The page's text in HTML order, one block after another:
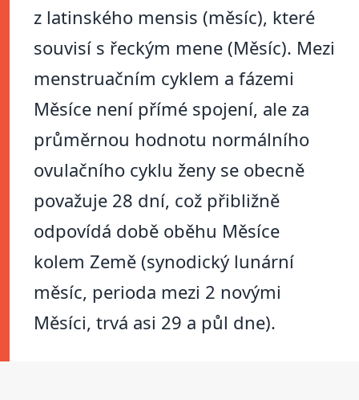
z latinského mensis (měsíc), které
souvisí s řeckým mene (Měsíc). Mezi
menstruačním cyklem a fázemi
Měsíce není přímé spojení, ale za
průměrnou hodnotu normálního
ovulačního cyklu ženy se obecně
považuje 28 dní, což přibližně
odpovídá době oběhu Měsíce
kolem Země (synodický lunární
měsíc, perioda mezi 2 novými
Měsíci, trvá asi 29 a půl dne).